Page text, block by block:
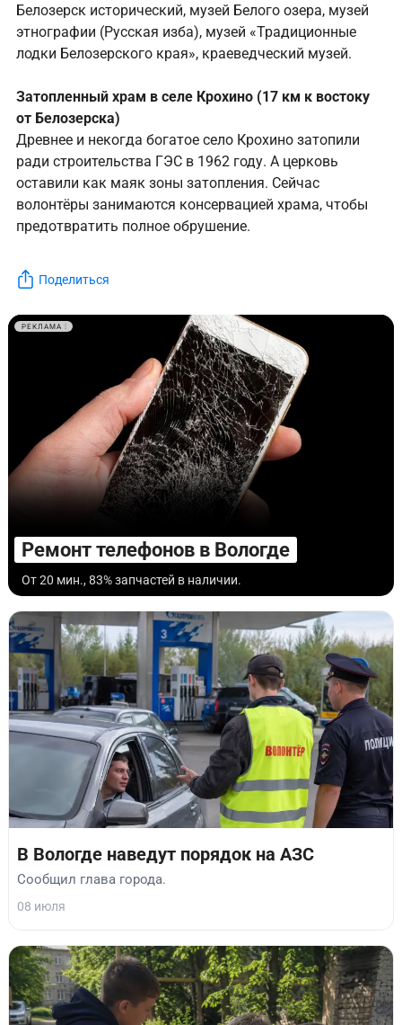
Белозерск исторический, музей Белого озера, музей
этнографии (Русская изба), музей «Традиционные
лодки Белозерского края», краеведческий музей.
Затопленный храм в селе Крохино (17 км к востоку
от Белозерска)
Древнее и некогда богатое село Крохино затопили
ради строительства ГЭС в 1962 году. А церковь
оставили как маяк зоны затопления. Сейчас
волонтёры занимаются консервацией храма, чтобы
предотвратить полное обрушение.
Поделиться
РЕКЛАМА
Ремонт телефонов в Вологде
От 20 мин., 83% запчастей в наличии.
В Вологде наведут порядок на АЗС
Сообщил глава города.
08 июля